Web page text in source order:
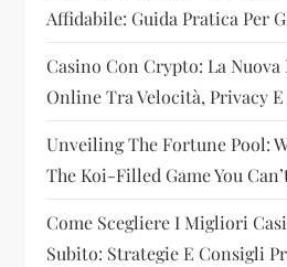
a
t
i
o
n
Affidabile: Guida Pratica Per
Casino Con Crypto: La
Online Tra Velocità, Privacy
Unveiling The Fortune Pool:
The Koi-Filled Game You
Come Scegliere I Migliori
Subito: Strategie E Consigli